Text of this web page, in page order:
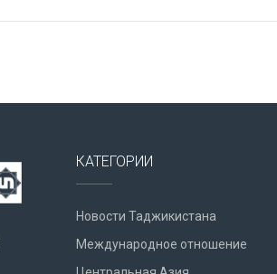
КАТЕГОРИИ
Новости Таджикистана
Международное отношение